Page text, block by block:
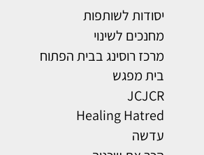
יסודות לשותפות
מחנכים לשינוי
מרכז רוסינג בבית הפתוח
בית מפגש
JCJCR
Healing Hatred
עדשה